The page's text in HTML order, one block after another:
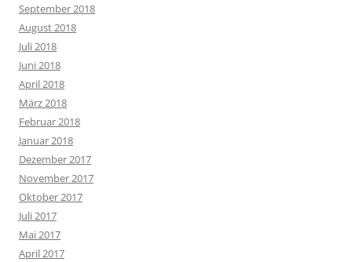
September 2018
August 2018
Juli 2018
Juni 2018
April 2018
März 2018
Februar 2018
Januar 2018
Dezember 2017
November 2017
Oktober 2017
Juli 2017
Mai 2017
April 2017